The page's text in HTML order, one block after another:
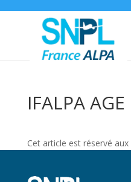
IFALPA AGE
Cet article est réservé aux